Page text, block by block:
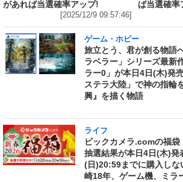
があれば当選確率アップ!
[2025/12/9 09:57:46]
ば当選確率
ゲーム・ホビー
旅立とう、君が創る物語
ラベラー」シリーズ最新
ラー0」が本日4日(木)発
ステラ大陸」で神の指輪
興』を描く物語
ライフ
ビックカメラ.comの福
抽選結果が本日4日(木)発
(日)20:59までに購入し
崎18年、ゲーム機、ミラ